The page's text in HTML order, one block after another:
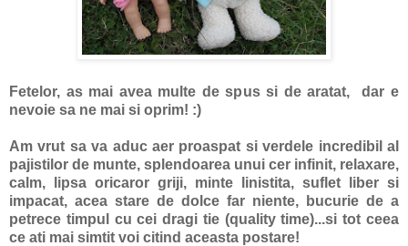
Fetelor, as mai avea multe de spus si de aratat, dar e
nevoie sa ne mai si oprim! :)
Am vrut sa va aduc aer proaspat si verdele incredibil al
pajistilor de munte, splendoarea unui cer infinit, relaxare,
calm, lipsa oricaror griji, minte linistita, suflet liber si
impacat, acea stare de dolce far niente, bucurie de a
petrece timpul cu cei dragi tie (quality time)...si tot ceea
ce ati mai simtit voi citind aceasta postare!